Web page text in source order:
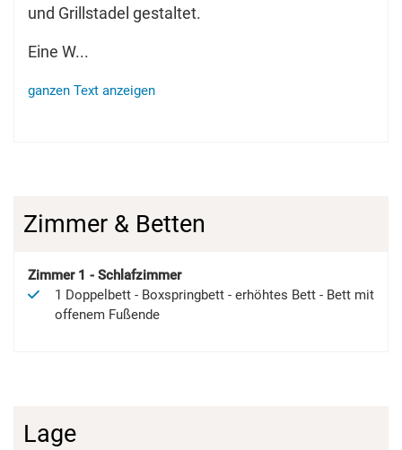
und Grillstadel gestaltet.
Eine W...
ganzen Text anzeigen
Zimmer & Betten
Zimmer 1 - Schlafzimmer
1 Doppelbett - Boxspringbett - erhöhtes Bett - Bett mit
offenem Fußende
Lage